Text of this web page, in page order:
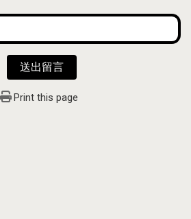
送出留言
Print this page